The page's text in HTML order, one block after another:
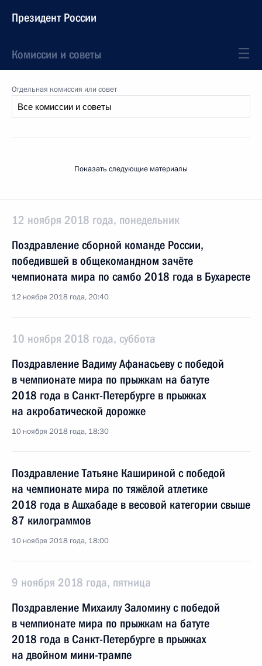
Президент России
Комиссии и советы
Отдельная комиссия или совет
Показать следующие материалы
12 ноября 2018 года, понедельник
Поздравление сборной команде России,
победившей в общекомандном зачёте
чемпионата мира по самбо 2018 года в Бухаресте
12 ноября 2018 года, 20:40
10 ноября 2018 года, суббота
Поздравление Вадиму Афанасьеву с победой
в чемпионате мира по прыжкам на батуте
2018 года в Санкт-Петербурге в прыжках
на акробатической дорожке
10 ноября 2018 года, 18:30
Поздравление Татьяне Кашириной с победой
на чемпионате мира по тяжёлой атлетике
2018 года в Ашхабаде в весовой категории свыше
87 килограммов
10 ноября 2018 года, 18:00
9 ноября 2018 года, пятница
Поздравление Михаилу Заломину с победой
в чемпионате мира по прыжкам на батуте
2018 года в Санкт-Петербурге в прыжках
на двойном мини-трампе